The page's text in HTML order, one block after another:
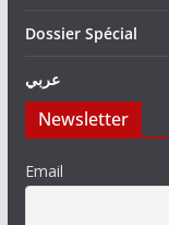
Dossier Spécial
عربي
Newsletter
Email